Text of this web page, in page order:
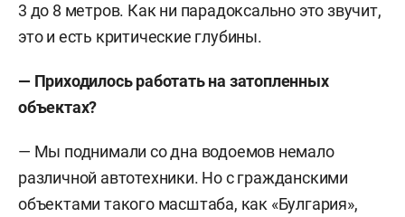
3 до 8 метров. Как ни парадоксально это звучит,
это и есть критические глубины.
— Приходилось работать на затопленных
объектах?
— Мы поднимали со дна водоемов немало
различной автотехники. Но с гражданскими
объектами такого масштаба, как «Булгария»,